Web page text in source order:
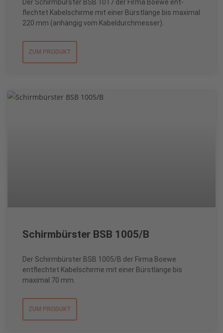
Der Schirmbürster BSB 1017 der Firma Boewe ent-
flechtet Kabelschirme mit einer Bürstlänge bis maximal
220 mm (anhängig vom Kabeldurchmesser).
ZUM PRODUKT
Schirmbürster BSB 1005/B
Der Schirmbürster BSB 1005/B der Firma Boewe
entflechtet Kabelschirme mit einer Bürstlänge bis
maximal 70 mm.
ZUM PRODUKT